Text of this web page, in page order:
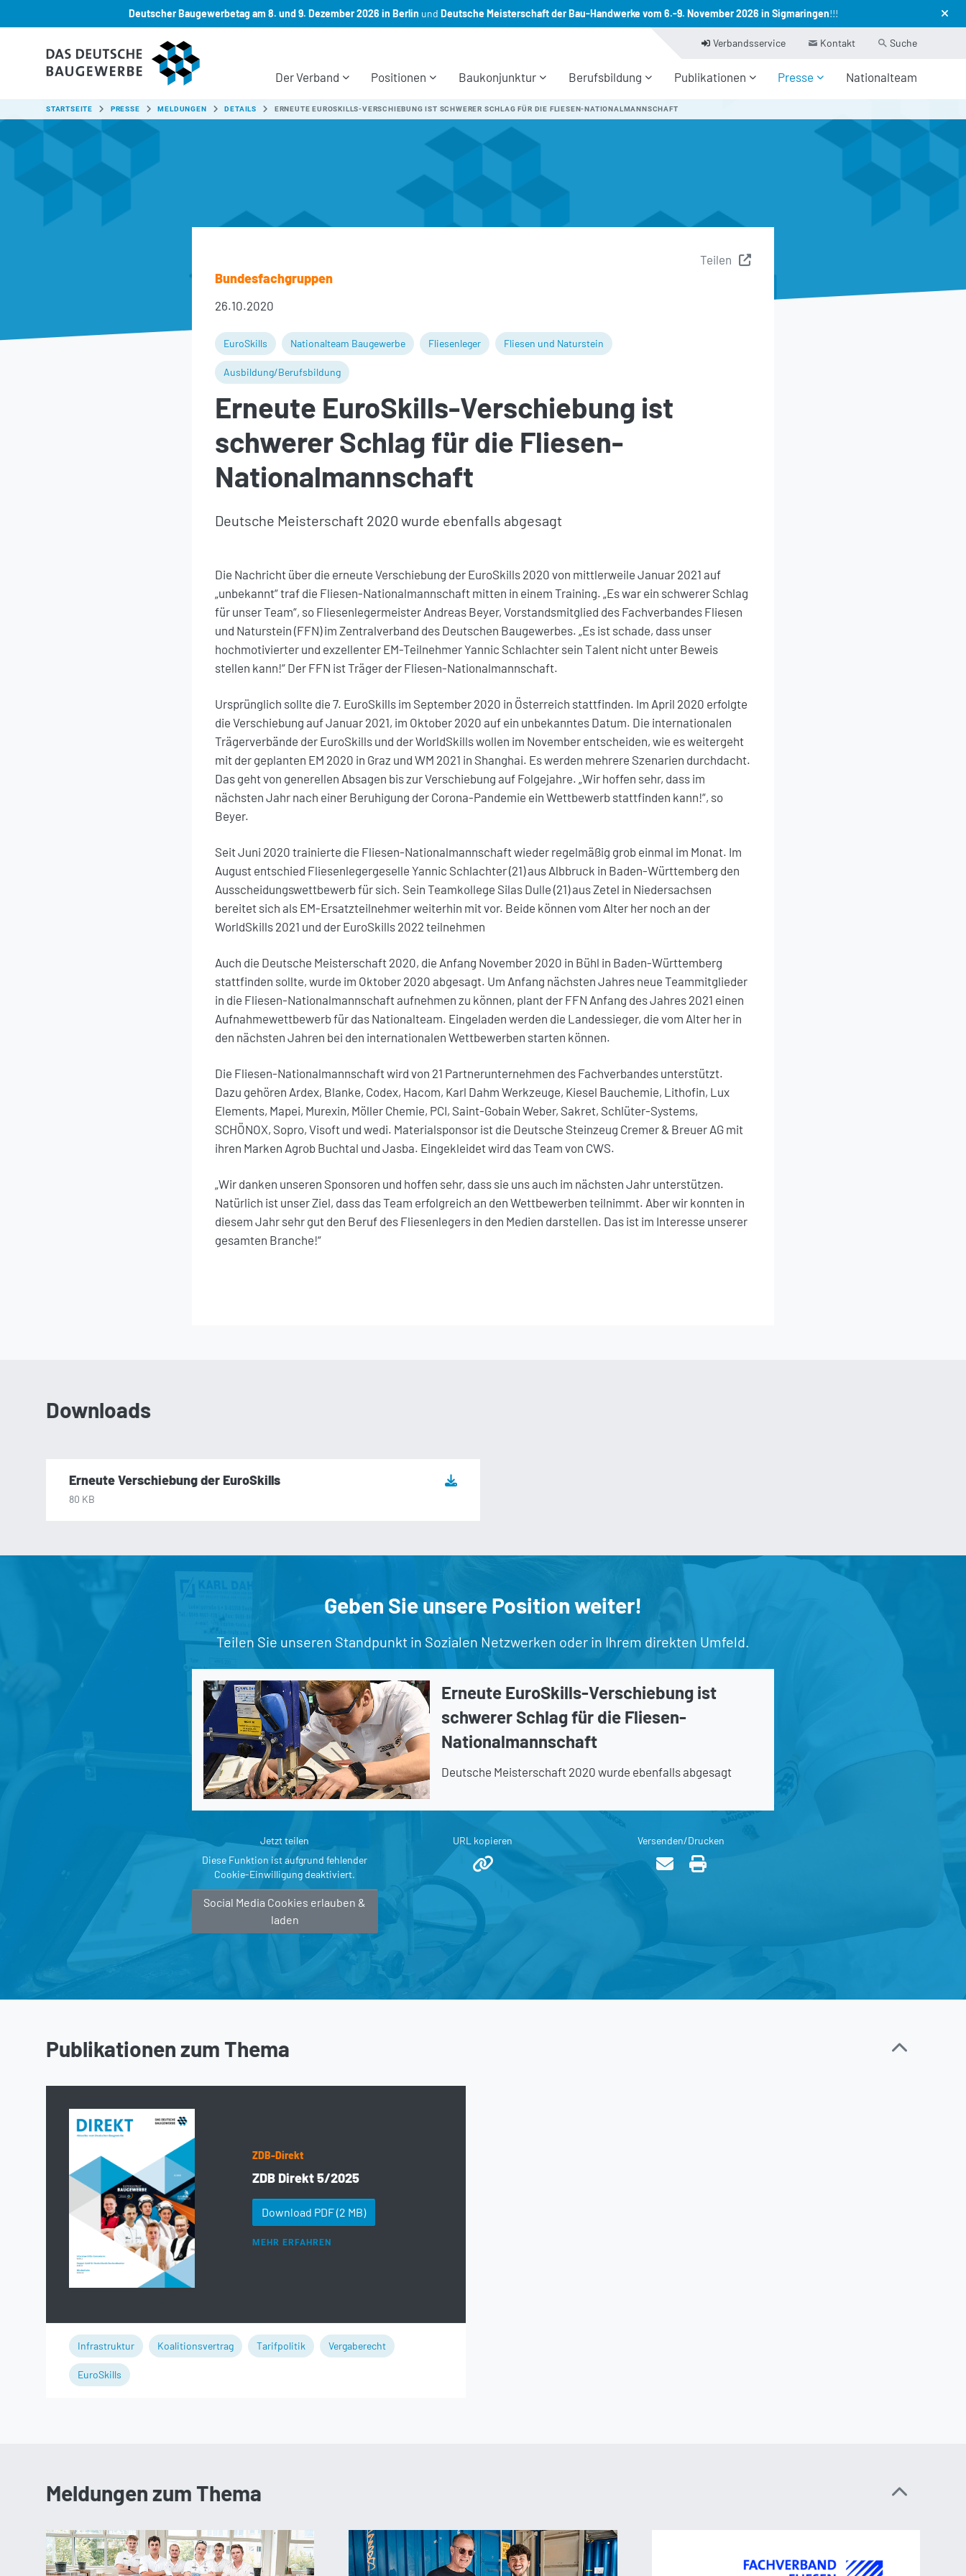
Deutscher Baugewerbetag am 8. und 9. Dezember 2026 in Berlin und Deutsche Meisterschaft der Bau-Handwerke vom 6.-9. November 2026 in Sigmaringen!!!
Der Verband Positionen Baukonjunktur Berufsbildung Publikationen Presse Nationalteam
Verbandsservice Kontakt Suche
SIE SIND HIER:
STARTSEITE PRESSE MELDUNGEN DETAILS ERNEUTE EUROSKILLS-VERSCHIEBUNG IST SCHWERER SCHLAG FÜR DIE FLIESEN-NATIONALMANNSCHAFT
Teilen
Bundesfachgruppen
26.10.2020
EuroSkills Nationalteam Baugewerbe Fliesenleger Fliesen und Naturstein
Ausbildung/Berufsbildung
Erneute EuroSkills-Verschiebung ist
schwerer Schlag für die Fliesen-
Nationalmannschaft
Deutsche Meisterschaft 2020 wurde ebenfalls abgesagt
Die Nachricht über die erneute Verschiebung der EuroSkills 2020 von mittlerweile Januar 2021 auf
„unbekannt“ traf die Fliesen-Nationalmannschaft mitten in einem Training. „Es war ein schwerer Schlag
für unser Team“, so Fliesenlegermeister Andreas Beyer, Vorstandsmitglied des Fachverbandes Fliesen
und Naturstein (FFN) im Zentralverband des Deutschen Baugewerbes. „Es ist schade, dass unser
hochmotivierter und exzellenter EM-Teilnehmer Yannic Schlachter sein Talent nicht unter Beweis
stellen kann!“ Der FFN ist Träger der Fliesen-Nationalmannschaft.
Ursprünglich sollte die 7. EuroSkills im September 2020 in Österreich stattfinden. Im April 2020 erfolgte
die Verschiebung auf Januar 2021, im Oktober 2020 auf ein unbekanntes Datum. Die internationalen
Trägerverbände der EuroSkills und der WorldSkills wollen im November entscheiden, wie es weitergeht
mit der geplanten EM 2020 in Graz und WM 2021 in Shanghai. Es werden mehrere Szenarien durchdacht.
Das geht von generellen Absagen bis zur Verschiebung auf Folgejahre. „Wir hoffen sehr, dass im
nächsten Jahr nach einer Beruhigung der Corona-Pandemie ein Wettbewerb stattfinden kann!“, so
Beyer.
Seit Juni 2020 trainierte die Fliesen-Nationalmannschaft wieder regelmäßig grob einmal im Monat. Im
August entschied Fliesenlegergeselle Yannic Schlachter (21) aus Albbruck in Baden-Württemberg den
Ausscheidungswettbewerb für sich. Sein Teamkollege Silas Dulle (21) aus Zetel in Niedersachsen
bereitet sich als EM-Ersatzteilnehmer weiterhin mit vor. Beide können vom Alter her noch an der
WorldSkills 2021 und der EuroSkills 2022 teilnehmen
Auch die Deutsche Meisterschaft 2020, die Anfang November 2020 in Bühl in Baden-Württemberg
stattfinden sollte, wurde im Oktober 2020 abgesagt. Um Anfang nächsten Jahres neue Teammitglieder
in die Fliesen-Nationalmannschaft aufnehmen zu können, plant der FFN Anfang des Jahres 2021 einen
Aufnahmewettbewerb für das Nationalteam. Eingeladen werden die Landessieger, die vom Alter her in
den nächsten Jahren bei den internationalen Wettbewerben starten können.
Die Fliesen-Nationalmannschaft wird von 21 Partnerunternehmen des Fachverbandes unterstützt.
Dazu gehören Ardex, Blanke, Codex, Hacom, Karl Dahm Werkzeuge, Kiesel Bauchemie, Lithofin, Lux
Elements, Mapei, Murexin, Möller Chemie, PCI, Saint-Gobain Weber, Sakret, Schlüter-Systems,
SCHÖNOX, Sopro, Visoft und wedi. Materialsponsor ist die Deutsche Steinzeug Cremer & Breuer AG mit
ihren Marken Agrob Buchtal und Jasba. Eingekleidet wird das Team von CWS.
„Wir danken unseren Sponsoren und hoffen sehr, dass sie uns auch im nächsten Jahr unterstützen.
Natürlich ist unser Ziel, dass das Team erfolgreich an den Wettbewerben teilnimmt. Aber wir konnten in
diesem Jahr sehr gut den Beruf des Fliesenlegers in den Medien darstellen. Das ist im Interesse unserer
gesamten Branche!“
Downloads
Erneute Verschiebung der EuroSkills
80 KB
Geben Sie unsere Position weiter!
Teilen Sie unseren Standpunkt in Sozialen Netzwerken oder in Ihrem direkten Umfeld.
Erneute EuroSkills-Verschiebung ist
schwerer Schlag für die Fliesen-
Nationalmannschaft
Deutsche Meisterschaft 2020 wurde ebenfalls abgesagt
Jetzt teilen
Diese Funktion ist aufgrund fehlender
Cookie-Einwilligung deaktiviert.
Social Media Cookies erlauben &
laden
URL kopieren Versenden/Drucken
Publikationen zum Thema
ZDB-Direkt
ZDB Direkt 5/2025
Download PDF(2 MB)
MEHR ERFAHREN
Infrastruktur Koalitionsvertrag Tarifpolitik Vergaberecht
EuroSkills
Meldungen zum Thema